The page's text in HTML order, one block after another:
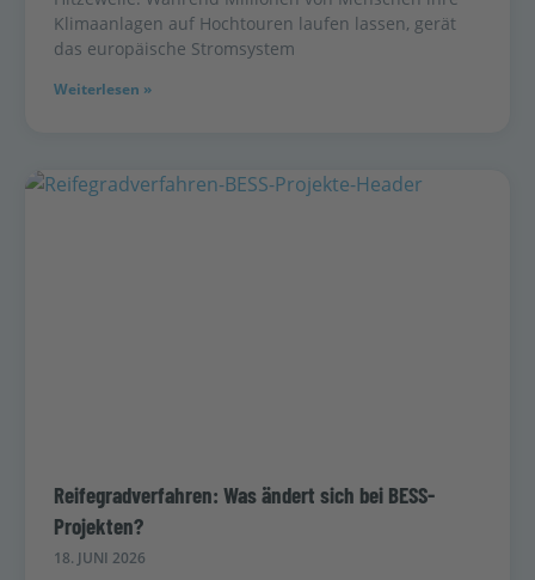
Klimaanlagen auf Hochtouren laufen lassen, gerät
das europäische Stromsystem
Weiterlesen »
Reifegradverfahren: Was ändert sich bei BESS-
Projekten?
18. JUNI 2026